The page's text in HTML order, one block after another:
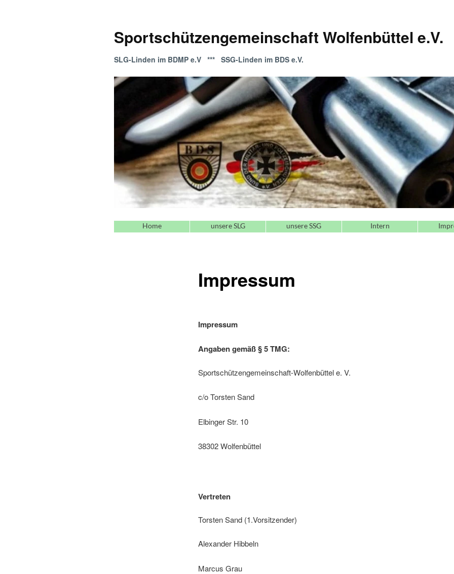
Sportschützengemeinschaft Wolfenbüttel e.V.
SLG-Linden im BDMP e.V *** SSG-Linden im BDS e.V.
Home unsere SLG unsere SSG Intern
Impressum
Impressum
Angaben gemäß § 5 TMG:
Sportschützengemeinschaft-Wolfenbüttel e. V.
c/o Torsten Sand
Elbinger Str. 10
38302 Wolfenbüttel
Vertreten
Torsten Sand (1.Vorsitzender)
Alexander Hibbeln
Marcus Grau